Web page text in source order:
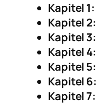
Kapitel 1:
Kapitel 2:
Kapitel 3:
Kapitel 4:
Kapitel 5:
Kapitel 6:
Kapitel 7: